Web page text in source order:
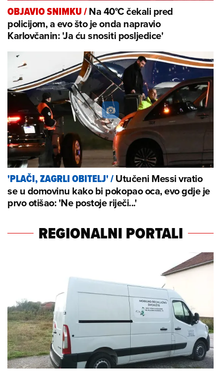
OBJAVIO SNIMKU/Na 40°C čekali pred
policijom, a evo što je onda napravio
Karlovčanin: 'Ja ću snositi posljedice'
'PLAČI, ZAGRLI OBITELJ'/Utučeni Messi vratio
se u domovinu kako bi pokopao oca, evo gdje je
prvo otišao: 'Ne postoje riječi...'
REGIONALNI PORTALI